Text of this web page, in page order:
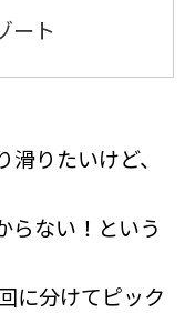
ート
りたいけど、
らない！という
に分けてピック